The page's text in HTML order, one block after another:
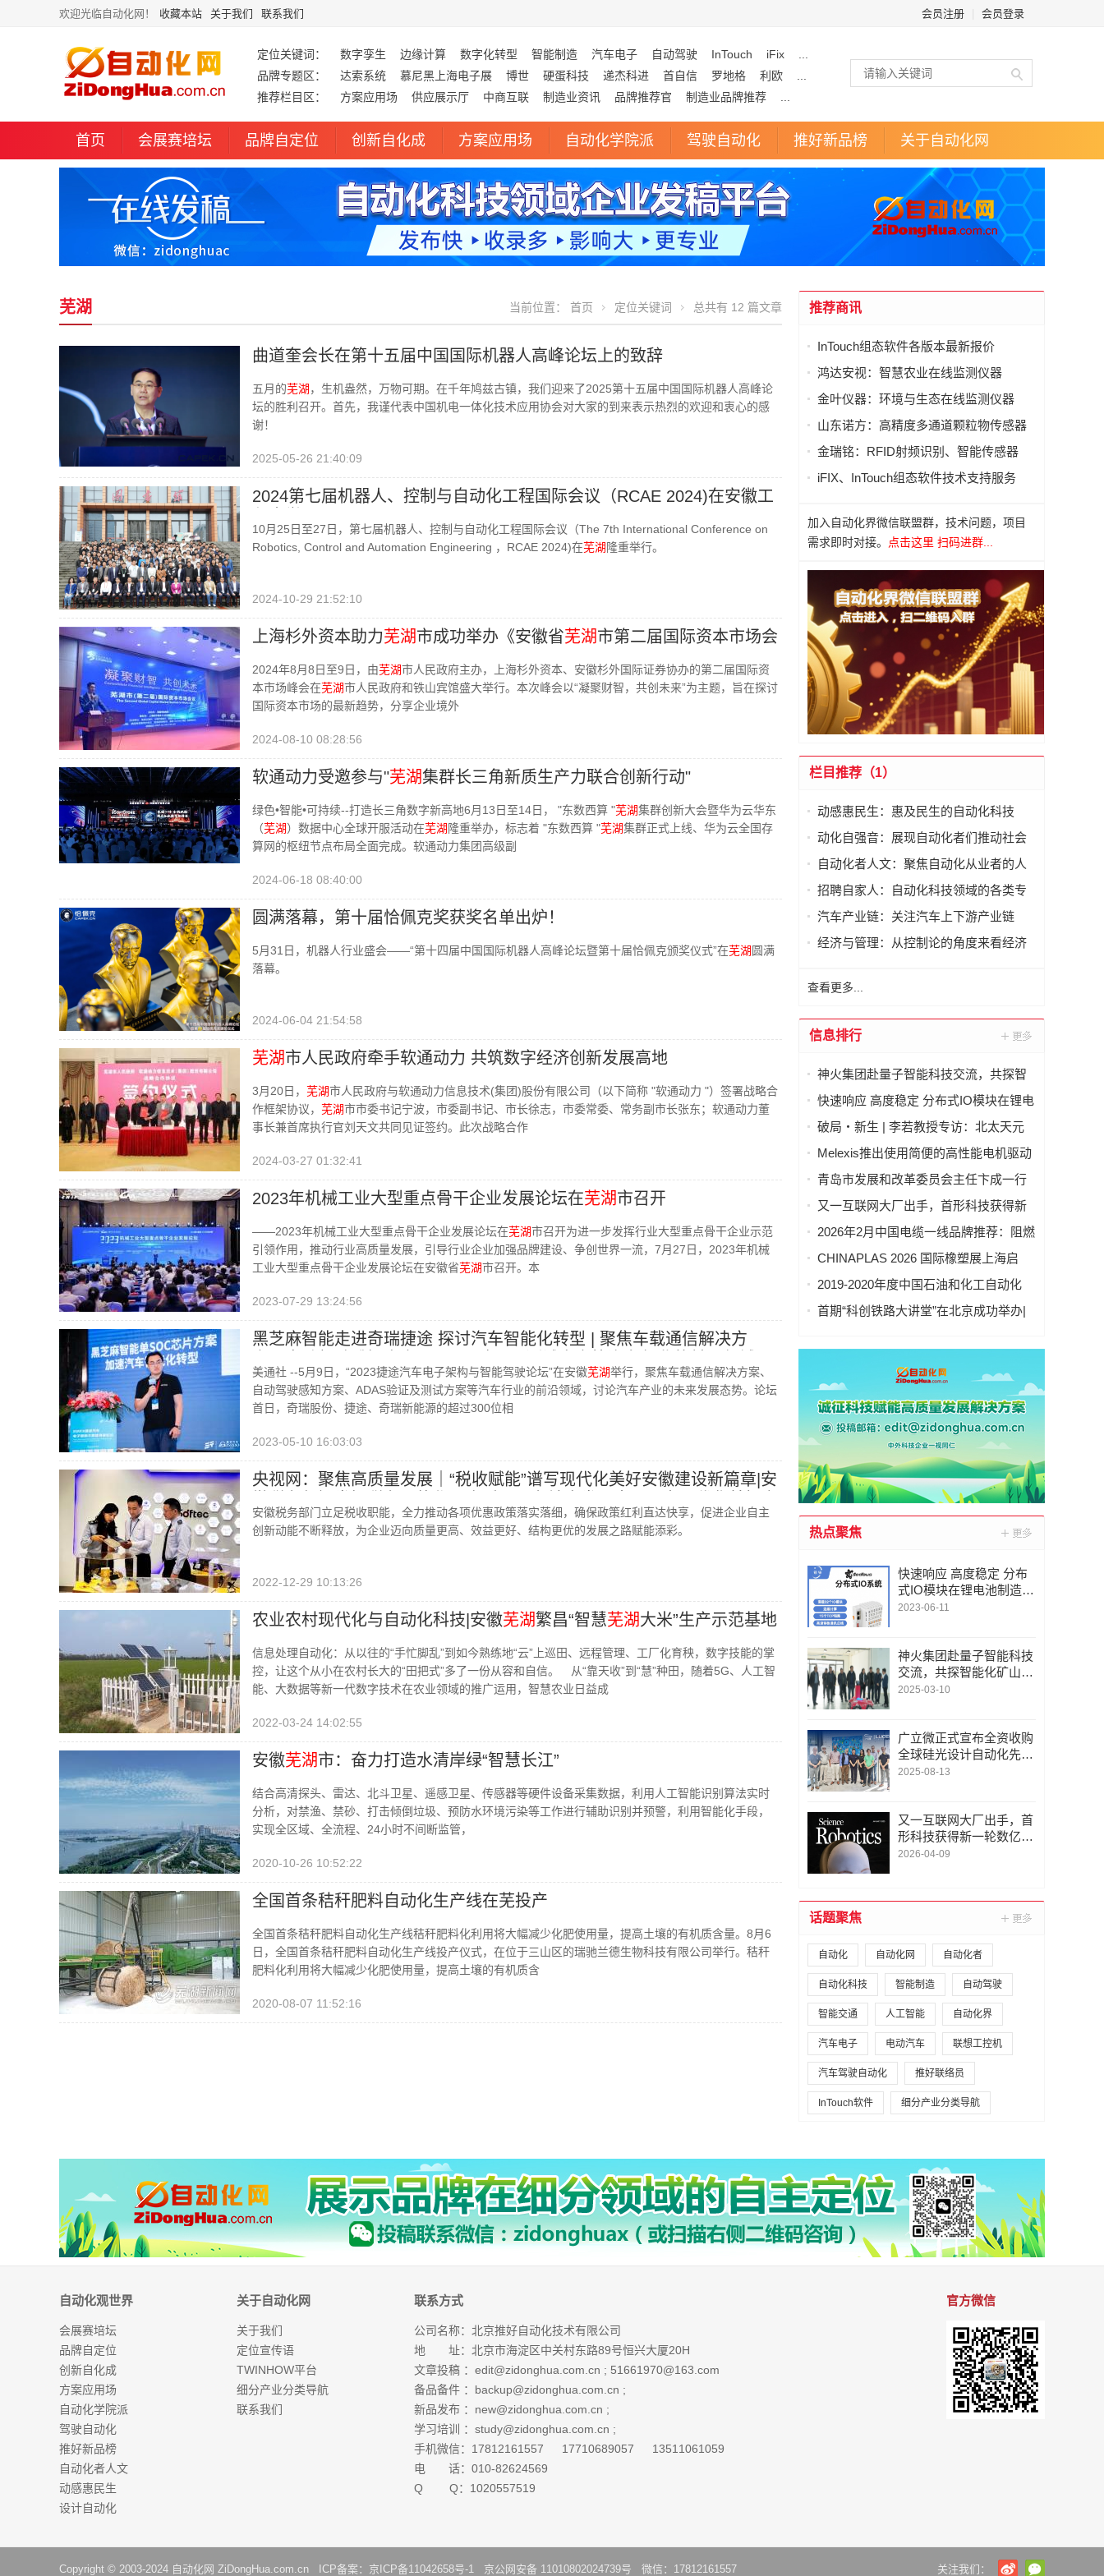
欢迎光临自动化网！ 收藏本站 关于我们 联系我们 会员注册 会员登录
定位关键词： 数字孪生 边缘计算 数字化转型 智能制造 汽车电子 自动驾驶 InTouch iFix
品牌专题区：
达索系统 慕尼黑上海电子展 博世 硬蛋科技 递杰科进 首自信 罗地格 利欧
推荐栏目区：
方案应用场 供应展示厅 中商互联 制造业资讯 品牌推荐官 制造业品牌推荐
首页 会展赛培坛 品牌自定位 创新自化成 方案应用场 自动化学院派 驾驶自动化 推好新品榜 关于自动化网
芜湖 当前位置： 首页 定位关键词 总共有 12 篇文章
曲道奎会长在第十五届中国国际机器人高峰论坛上的致辞
五月的芜湖 ，生机盎然，万物可期。在千年鸠兹古镇，我们迎来了2025第十五届中国国际机器人高峰论
坛的胜利召开。首先，我谨代表中国机电一体化技术应用协会对大家的到来表示热烈的欢迎和衷心的感
谢！
2025-05-26 21:40:09
2024第七届机器人、控制与自动化工程国际会议（RCAE 2024)在安徽工
10月25日至27日，第七届机器人、控制与自动化工程国际会议（The 7th International Conference on
Robotics, Control and Automation Engineering ，RCAE 2024)在芜湖 隆重举行。
2024-10-29 21:52:10
上海杉外资本助力芜湖市成功举办《安徽省芜湖市第二届国际资本市场会
2024年8月8日至9日，由芜湖市人民政府主办，上海杉外资本、安徽杉外国际证券协办的第二届国际资
本市场峰会在芜湖市人民政府和铁山宾馆盛大举行。本次峰会以“凝聚财智，共创未来”为主题，旨在探讨
国际资本市场的最新趋势，分享企业境外
2024-08-10 08:28:56
软通动力受邀参与"芜湖集群长三角新质生产力联合创新行动"
绿色•智能•可持续--打造长三角数字新高地6月13日至14日， "东数西算 "芜湖集群创新大会暨华为云华东
（芜湖）数据中心全球开服活动在芜湖 隆重举办，标志着 "东数西算 "芜湖集群正式上线、华为云全国存
算网的枢纽节点布局全面完成。软通动力集团高级副
2024-06-18 08:40:00
圆满落幕，第十届恰佩克奖获奖名单出炉！
5月31日，机器人行业盛会——“第十四届中国国际机器人高峰论坛暨第十届恰佩克颁奖仪式”在芜湖 圆满
落幕。
2024-06-04 21:54:58
芜湖市人民政府牵手软通动力 共筑数字经济创新发展高地
3月20日， 芜湖市人民政府与软通动力信息技术(集团)股份有限公司（以下简称 "软通动力 "）签署战略合
作框架协议， 芜湖市市委书记宁波，市委副书记、市长徐志，市委常委、常务副市长张东；软通动力董
事长兼首席执行官刘天文共同见证签约。此次战略合作
2024-03-27 01:32:41
2023年机械工业大型重点骨干企业发展论坛在芜湖市召开
——2023年机械工业大型重点骨干企业发展论坛在芜湖市召开为进一步发挥行业大型重点骨干企业示范
引领作用，推动行业高质量发展，引导行业企业加强品牌建设、争创世界一流，7月27日，2023年机械
工业大型重点骨干企业发展论坛在安徽省芜湖市召开。本
2023-07-29 13:24:56
黑芝麻智能走进奇瑞捷途 探讨汽车智能化转型 | 聚焦车载通信解决方
美通社 --5月9日，“2023捷途汽车电子架构与智能驾驶论坛”在安徽芜湖举行，聚焦车载通信解决方案、
自动驾驶感知方案、ADAS验证及测试方案等汽车行业的前沿领域，讨论汽车产业的未来发展态势。论坛
首日，奇瑞股份、捷途、奇瑞新能源的超过300位相
2023-05-10 16:03:03
央视网：聚焦高质量发展｜“税收赋能”谱写现代化美好安徽建设新篇章|安
徽建设提供有力支撑和保障
安徽税务部门立足税收职能，全力推动各项优惠政策落实落细，确保政策红利直达快享，促进企业自主
创新动能不断释放，为企业迈向质量更高、效益更好、结构更优的发展之路赋能添彩。
2022-12-29 10:13:26
农业农村现代化与自动化科技|安徽芜湖繁昌“智慧芜湖大米”生产示范基地
信息处理自动化：从以往的“手忙脚乱”到如今熟练地“云”上巡田、远程管理、工厂化育秧，数字技能的掌
控，让这个从小在农村长大的“田把式”多了一份从容和自信。 从“靠天收”到“慧”种田，随着5G、人工智
能、大数据等新一代数字技术在农业领域的推广运用，智慧农业日益成
2022-03-24 14:02:55
安徽芜湖市：奋力打造水清岸绿“智慧长江”
结合高清探头、雷达、北斗卫星、遥感卫星、传感器等硬件设备采集数据，利用人工智能识别算法实时
分析，对禁渔、禁砂、打击倾倒垃圾、预防水环境污染等工作进行辅助识别并预警，利用智能化手段，
实现全区域、全流程、24小时不间断监管，
2020-10-26 10:52:22
全国首条秸秆肥料自动化生产线在芜投产
全国首条秸秆肥料自动化生产线秸秆肥料化利用将大幅减少化肥使用量，提高土壤的有机质含量。8月6
日，全国首条秸秆肥料自动化生产线投产仪式，在位于三山区的瑞驰兰德生物科技有限公司举行。秸秆
肥料化利用将大幅减少化肥使用量，提高土壤的有机质含
2020-08-07 11:52:16
推荐商讯
InTouch组态软件各版本最新报价
鸿达安视：智慧农业在线监测仪器
金叶仪器：环境与生态在线监测仪器
山东诺方：高精度多通道颗粒物传感器
金瑞铭：RFID射频识别、智能传感器
iFIX、InTouch组态软件技术支持服务
加入自动化界微信联盟群，技术问题，项目
需求即时对接。
点击这里 扫码进群...
栏目推荐（1）
动感惠民生：惠及民生的自动化科技
动化自强音：展现自动化者们推动社会
进步发出的响亮声音
自动化者人文：聚焦自动化从业者的人
文思考
招聘自家人：自动化科技领域的各类专
家及人才需求资讯
汽车产业链：关注汽车上下游产业链
经济与管理：从控制论的角度来看经济
查看更多...
信息排行
神火集团赴量子智能科技交流，共探智
能化矿山新未来
快速响应 高度稳定 分布式IO模块在锂电
池制造的优势揭秘 | 支持Modbus、
EtherCAT、Ethernet/IP、BACnet/IP等多
种协议
破局・新生 | 李若教授专访：北太天元
打破 30 年垄断，国产科学计算软件崛起
Melexis推出使用简便的高性能电机驱动
芯片，助力三相风扇实现快速、免代码
青岛市发展和改革委员会主任卞成一行
到国创中心调研指导
又一互联网大厂出手，首形科技获得新
一轮数亿元A1轮融资｜人脸机器人首次
2026年2月中国电缆一线品牌推荐：阻燃
防火电缆国内一线品牌推荐排名名单
CHINAPLAS 2026 国际橡塑展上海启
幕！5,000余家全球展商共塑智能绿色橡
2019-2020年度中国石油和化工自动化
行业科学技术奖拟授奖公示
首期“科创铁路大讲堂”在北京成功举办|
人工智能驱动新一代技术变革》主题讲
热点聚焦
快速响应 高度稳定 分布
式IO模块在锂电池制造的
优势揭秘 | 支持Modbu
rnet/IP、BACnet/IP等多
种协议
2023-06-11
神火集团赴量子智能科技
交流，共探智能化矿山新
未来
2025-03-10
广立微正式宣布全资收购
全球硅光设计自动化先锋
LUCEDA
2025-08-13
又一互联网大厂出手，首
形科技获得新一轮数亿元
A1轮融资｜人脸机器人首
2026-04-09
话题聚焦
自动化 自动化网 自动化者
自动化科技 智能制造 自动驾驶
智能交通 人工智能 自动化界
汽车电子 电动汽车 联想工控机
汽车驾驶自动化 推好联络员
InTouch软件 细分产业分类导航
自动化观世界
会展赛培坛
品牌自定位
创新自化成
方案应用场
自动化学院派
驾驶自动化
推好新品榜
自动化者人文
动感惠民生
设计自动化
关于自动化网
关于我们
定位宣传语
TWINHOW平台
细分产业分类导航
联系我们
联系方式
公司名称：北京推好自动化技术有限公司
地 址：北京市海淀区中关村东路89号恒兴大厦20H
文章投稿 ： edit@zidonghua.com.cn ; 51661970@163.com
备品备件 ： backup@zidonghua.com.cn ;
新品发布 ： new@zidonghua.com.cn ;
学习培训 ： study@zidonghua.com.cn ;
手机微信：17812161557 17710689057 13511061059
电 话：010-82624569
Q Q：1020557519
官方微信
Copyright © 2003-2024 自动化网 ZiDongHua.com.cn ICP备案： 京ICP备11042658号-1 京公网安备 11010802024739号 微信：17812161557 关注我们：